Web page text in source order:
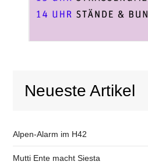
Neueste Artikel
Alpen-Alarm im H42
Mutti Ente macht Siesta